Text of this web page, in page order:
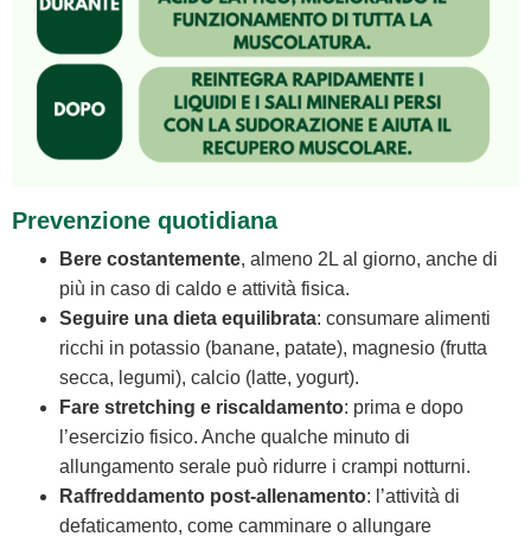
Prevenzione quotidiana
Bere costantemente, almeno 2L al giorno, anche di
più in caso di caldo e attività fisica.
Seguire una dieta equilibrata: consumare alimenti
ricchi in potassio (banane, patate), magnesio (frutta
secca, legumi), calcio (latte, yogurt).
Fare stretching e riscaldamento: prima e dopo
l’esercizio fisico. Anche qualche minuto di
allungamento serale può ridurre i crampi notturni.
Raffreddamento post‑allenamento: l’attività di
defaticamento, come camminare o allungare